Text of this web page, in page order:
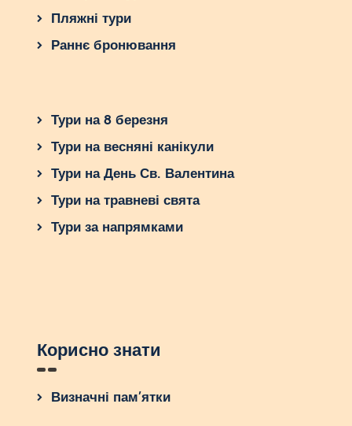
Пляжні тури
Раннє бронювання
Тури на 8 березня
Тури на весняні канікули
Тури на День Св. Валентина
Тури на травневі свята
Тури за напрямками
Корисно знати
Визначні пам’ятки